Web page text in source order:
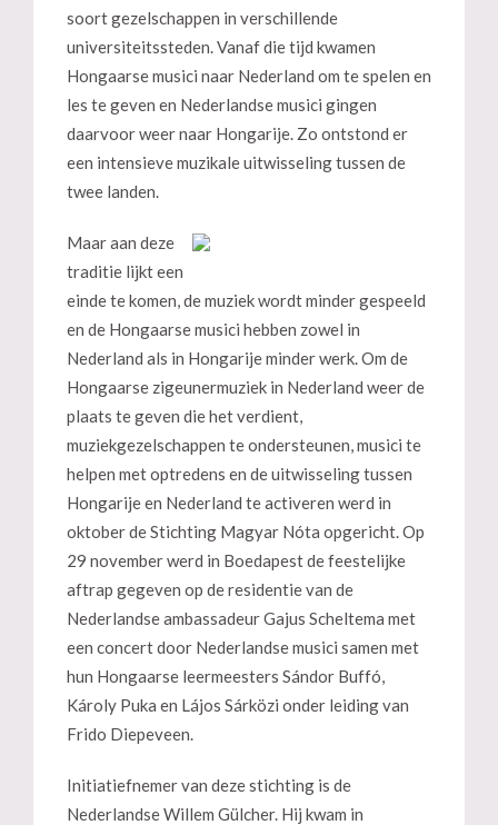
soort gezelschappen in verschillende
universiteitssteden. Vanaf die tijd kwamen
Hongaarse musici naar Nederland om te spelen en
les te geven en Nederlandse musici gingen
daarvoor weer naar Hongarije. Zo ontstond er
een intensieve muzikale uitwisseling tussen de
twee landen.
Maar aan deze
traditie lijkt een
einde te komen, de muziek wordt minder gespeeld
en de Hongaarse musici hebben zowel in
Nederland als in Hongarije minder werk. Om de
Hongaarse zigeunermuziek in Nederland weer de
plaats te geven die het verdient,
muziekgezelschappen te ondersteunen, musici te
helpen met optredens en de uitwisseling tussen
Hongarije en Nederland te activeren werd in
oktober de Stichting Magyar Nóta opgericht. Op
29 november werd in Boedapest de feestelijke
aftrap gegeven op de residentie van de
Nederlandse ambassadeur Gajus Scheltema met
een concert door Nederlandse musici samen met
hun Hongaarse leermeesters Sándor Buffó,
Károly Puka en Lájos Sárközi onder leiding van
Frido Diepeveen.
Initiatiefnemer van deze stichting is de
Nederlandse Willem Gülcher. Hij kwam in